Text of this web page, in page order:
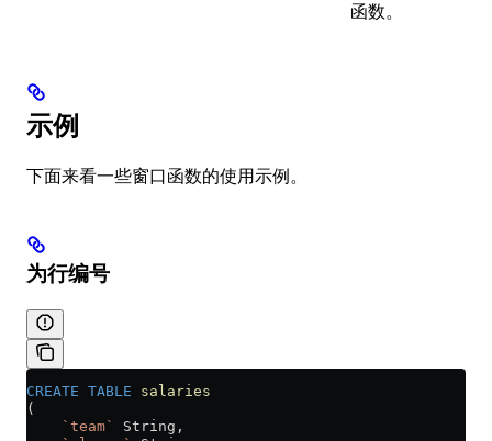
函数。
示例
下面来看一些窗口函数的使用示例。
为行编号
CREATE TABLE salaries
(
    `team`
String,